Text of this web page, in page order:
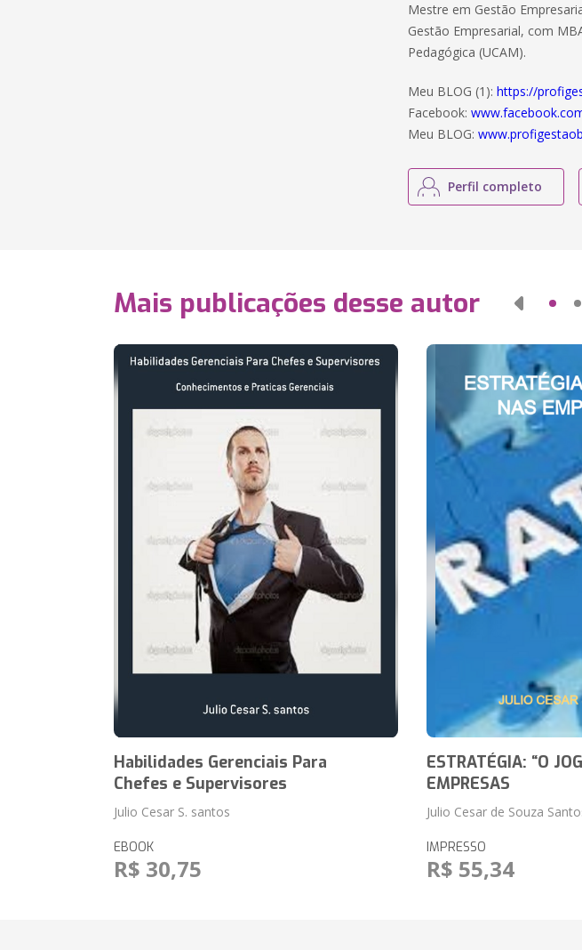
Mestre em Gestão
Gestão Empresarial, com
Pedagógica (UCAM).
Meu BLOG (1):https://
Facebook:
Meu BLOG:
Perfil completo
Mais publicações desse autor
Habilidades Gerenciais Para
Chefes e Supervisores
Julio Cesar S. santos
EBOOK
R$ 30,75
ESTRATÉGIA: “O
EMPRESAS
Julio Cesar de Souza
IMPRESSO
R$ 55,34